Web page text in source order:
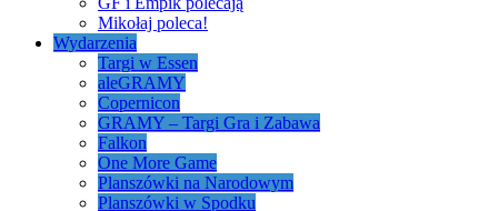
Mikołaj poleca!
Wydarzenia
Targi w Essen
aleGRAMY
Copernicon
GRAMY – Targi Gra i Zabawa
Falkon
One More Game
Planszówki na Narodowym
Planszówki w Spodku